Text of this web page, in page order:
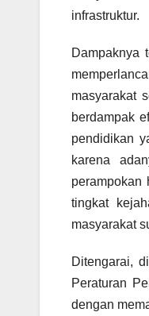
infrastruktur.
Dampaknya
masyarakat
berdampak
pendidikan
karena
perampokan
tingkat
masyarakat
Ditengarai,
Peraturan
dengan